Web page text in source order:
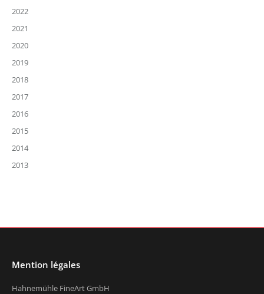
2022
2021
2020
2019
2018
2017
2016
2015
2014
2013
Mention légales
Hahnemühle FineArt GmbH